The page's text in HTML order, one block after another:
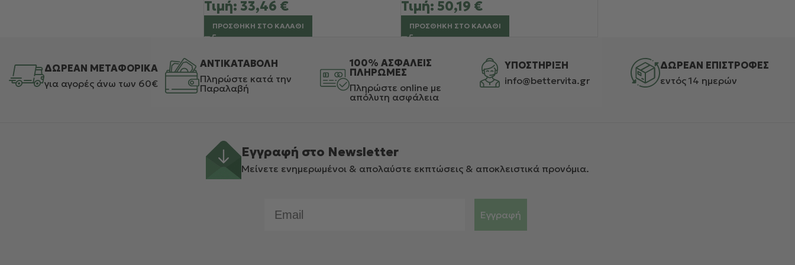
Τιμή: 33,46 €
ΠΡΟΣΘΉΚΗ ΣΤΟ ΚΑΛΆΘΙ
Τιμή: 50,19 €
ΠΡΟΣΘΉΚΗ ΣΤΟ ΚΑΛΆΘΙ
ΔΩΡΕΑΝ ΜΕΤΑΦΟΡΙΚΑ
για αγορές άνω των 60€
ΑΝΤΙΚΑΤΑΒΟΛΗ
Πληρώστε κατά την
Παραλαβή
100% ΑΣΦΑΛΕΙΣ
ΠΛΗΡΩΜΕΣ
Πληρώστε online με
απόλυτη ασφάλεια
ΥΠΟΣΤΗΡΙΞΗ
info@bettervita.gr
ΔΩΡΕΑΝ ΕΠΙΣΤΡΟΦΕΣ
εντός 14 ημερών
Εγγραφή στο Newsletter
Μείνετε ενημερωμένοι & απολαύστε εκπτώσεις & αποκλειστικά προνόμια.
Εγγραφή